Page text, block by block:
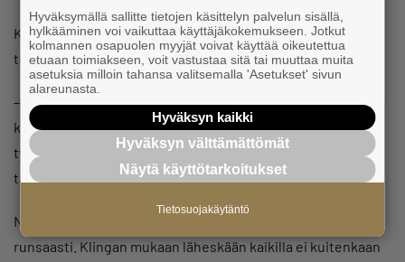
Klinga on halunnut pitää kiinni omista työntekijöistä, eikä
töiden ulkoistaminen ole ollut vaihtoehto.
– Meillä on töissä hyvää porukkaa ja työntekijöiden
kouluttaminen vie oman aikansa. Jos emme pidä huolta
työntekijöistä, he menevät muualle ja sitten kun
tarvitsemme työvoimaa, emme välttämättä enää saa sitä.
Nykyisessä taloustilanteessa työntekijöitä on tarjolla
runsaasti. Klingan mukaan läheskään kaikilla ei kuitenkaan
Hyväksymällä sallitte tietojen käsittelyn palvelun sisällä,
hylkääminen voi vaikuttaa käyttäjäkokemukseen. Jotkut
kolmannen osapuolen myyjät voivat käyttää oikeutettua
etuaan toimiakseen, voit vastustaa sitä tai muuttaa muita
asetuksia milloin tahansa valitsemalla 'Asetukset' sivun
alareunasta.
Hyväksyn kaikki
Hyväksyn välttämättömät
Näytä käyttötarkoitukset
Tietosuojakäytäntö